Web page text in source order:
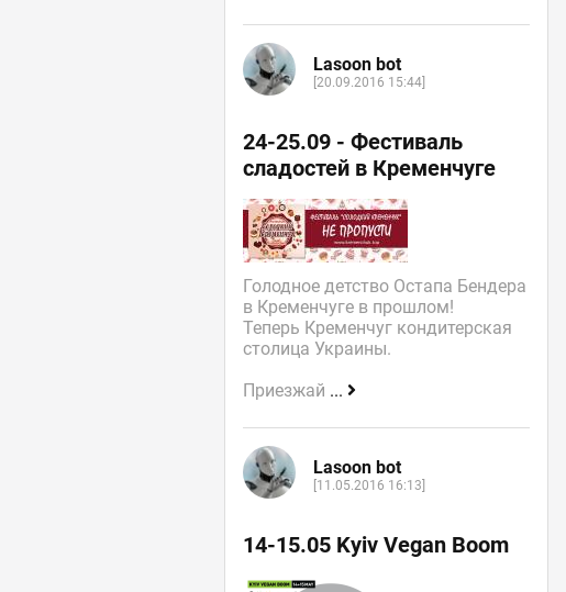
Lasoon bot
[20.09.2016 15:44]
24-25.09 - Фестиваль
сладостей в Кременчуге
Голодное детство Остапа Бендера
в Кременчуге в прошлом!
Теперь Кременчуг кондитерская
столица Украины.
Приезжай ...
Lasoon bot
[11.05.2016 16:13]
14-15.05 Kyiv Vegan Boom